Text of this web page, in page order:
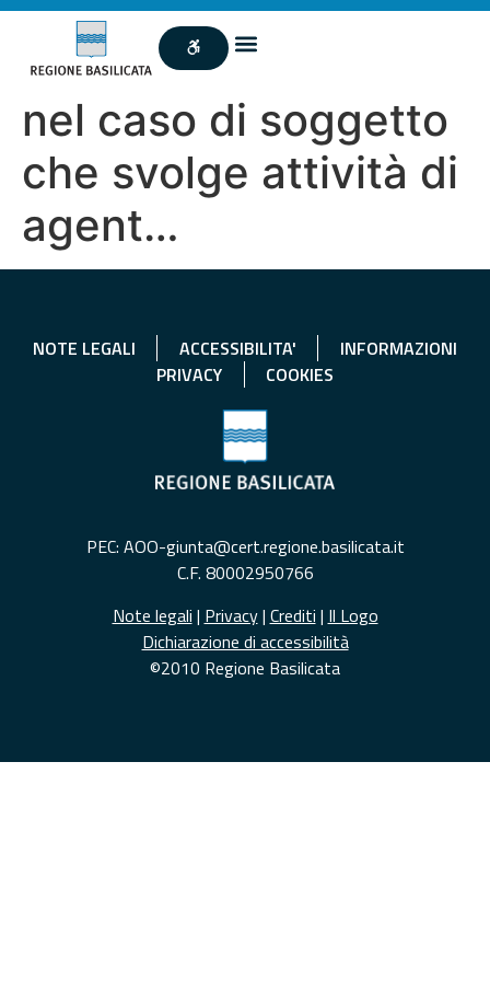
nel caso di soggetto
che svolge attività di
agent…
NOTE LEGALI ACCESSIBILITA'
INFORMAZIONI
PRIVACY
COOKIES
PEC: AOO-giunta@cert.regione.basilicata.it
C.F. 80002950766
Note legali | Privacy| Crediti | Il Logo
Dichiarazione di accessibilità
©2010 Regione Basilicata